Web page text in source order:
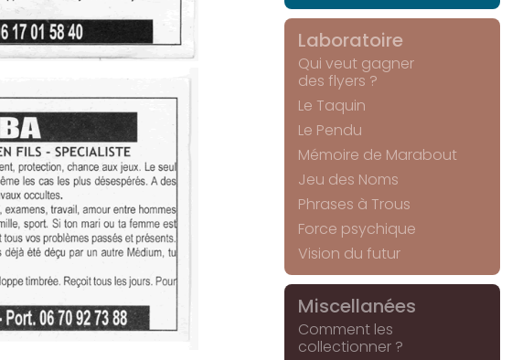
Laboratoire
Qui veut gagner
des flyers ?
Le Taquin
Le Pendu
Mémoire de Marabout
Jeu des Noms
Phrases à Trous
Force psychique
Vision du futur
Miscellanées
Comment les
collectionner ?